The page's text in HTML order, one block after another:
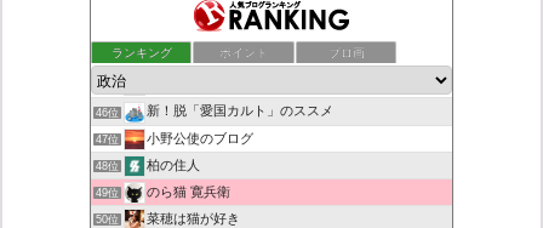
ランキング ポイント ブロ画
日本第一！ニュース録
こんなニュースにでくわした
44位 デモや街宣のお供に！プラカード無料素材
45位
46位 新！脱「愛国カルト」のススメ
47位 小野公使のブログ
48位 柏の住人
49位 のら猫 寛兵衛
50位 菜穂は猫が好き